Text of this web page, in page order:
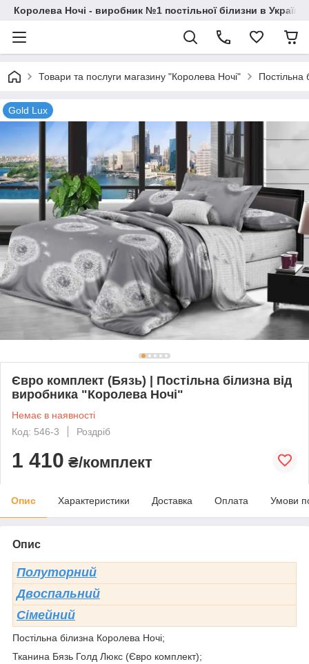
Королева Ночі - виробник №1 постільної білизни в Україні
Товари та послуги магазину "Королева Ночі" Постільна
Gold Lux
Євро комплект (Бязь) | Постільна білизна від
виробника "Королева Ночі"
Немає в наявності
Код: 546-3
Роздріб
1 410 ₴/комплект
Опис Характеристики Доставка Оплата Умови
Опис
Полуторний
Двоспальний
Сімейний
Постільна білизна Королева Ночі;
Тканина Бязь Голд Люкс (Євро комплект);